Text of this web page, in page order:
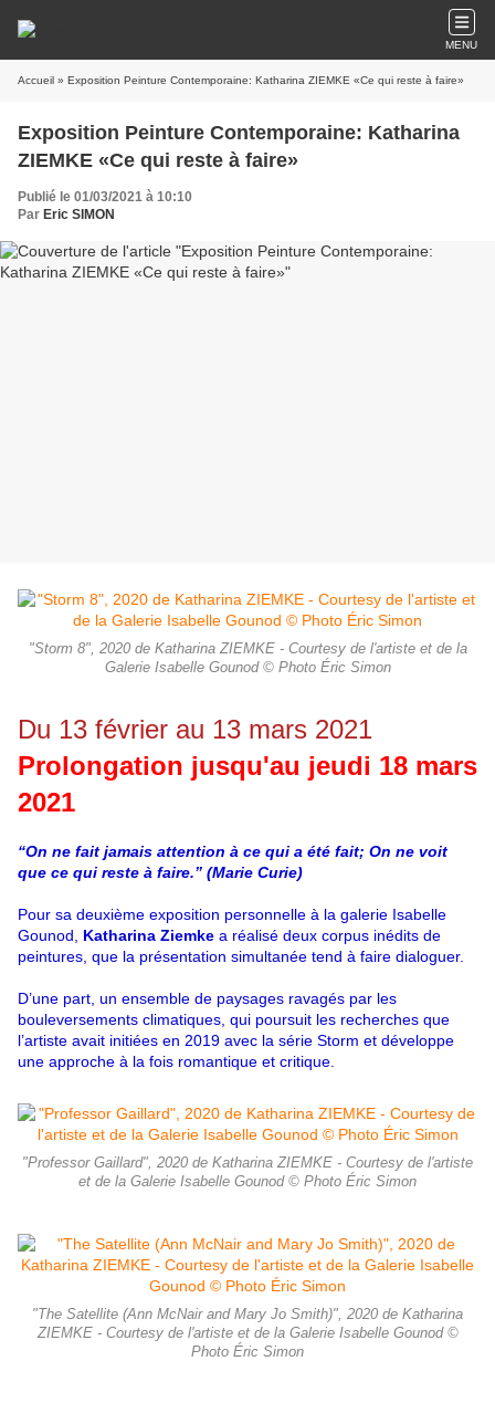
MENU
Accueil » Exposition Peinture Contemporaine: Katharina ZIEMKE «Ce qui reste à faire»
Exposition Peinture Contemporaine: Katharina
ZIEMKE «Ce qui reste à faire»
Publié le 01/03/2021 à 10:10
Par Eric SIMON
"Storm 8", 2020 de Katharina ZIEMKE - Courtesy de l'artiste et de la
Galerie Isabelle Gounod © Photo Éric Simon
Du 13 février au 13 mars 2021
Prolongation jusqu'au jeudi 18 mars
2021
“On ne fait jamais attention à ce qui a été fait; On ne voit
que ce qui reste à faire.” (Marie Curie)
Pour sa deuxième exposition personnelle à la galerie Isabelle
Gounod, Katharina Ziemke a réalisé deux corpus inédits de
peintures, que la présentation simultanée tend à faire dialoguer.
D’une part, un ensemble de paysages ravagés par les
bouleversements climatiques, qui poursuit les recherches que
l’artiste avait initiées en 2019 avec la série Storm et développe
une approche à la fois romantique et critique.
"Professor Gaillard", 2020 de Katharina ZIEMKE - Courtesy de l'artiste
et de la Galerie Isabelle Gounod © Photo Éric Simon
"The Satellite (Ann McNair and Mary Jo Smith)", 2020 de Katharina
ZIEMKE - Courtesy de l'artiste et de la Galerie Isabelle Gounod ©
Photo Éric Simon